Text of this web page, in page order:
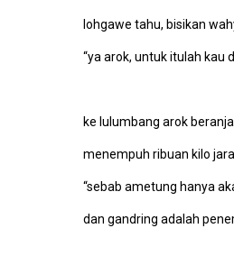
lohgawe tahu, bisikan
“ya arok, untuk itulah kau
ke lulumbang arok
menempuh ribuan kilo
“sebab ametung hanya
dan gandring adalah